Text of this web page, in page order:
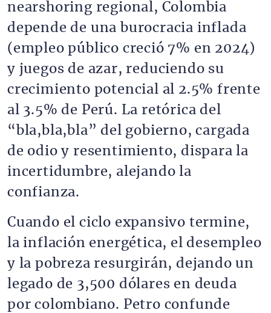
nearshoring regional, Colombia
depende de una burocracia inflada
(empleo público creció 7% en 2024)
y juegos de azar, reduciendo su
crecimiento potencial al 2.5% frente
al 3.5% de Perú. La retórica del
“bla,bla,bla” del gobierno, cargada
de odio y resentimiento, dispara la
incertidumbre, alejando la
confianza.
Cuando el ciclo expansivo termine,
la inflación energética, el desempleo
y la pobreza resurgirán, dejando un
legado de 3,500 dólares en deuda
por colombiano. Petro confunde